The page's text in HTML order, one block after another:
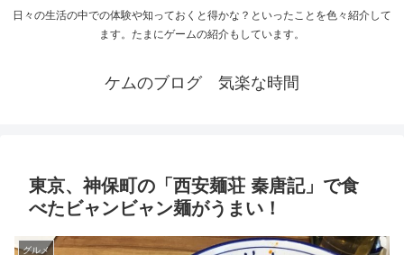
日々の生活の中での体験や知っておくと得かな？といったことを色々紹介して
ます。たまにゲームの紹介もしています。
ケムのブログ 気楽な時間
東京、神保町の「西安麺荘 秦唐記」で食
べたビャンビャン麺がうまい！
グルメ